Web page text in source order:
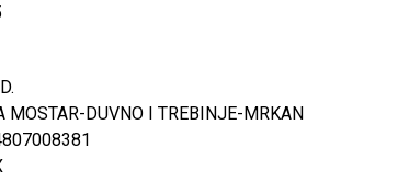
MOSTAR-DUVNO I TREBINJE-MRKAN